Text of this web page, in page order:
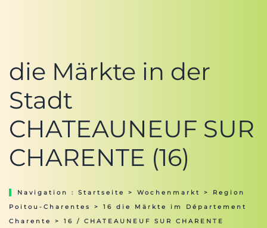
die Märkte in der
Stadt
CHATEAUNEUF SUR
CHARENTE (16)
Navigation : Startseite > Wochenmarkt > Region
Poitou-Charentes
> 16 die Märkte im Département
Charente
> 16 / CHATEAUNEUF SUR CHARENTE